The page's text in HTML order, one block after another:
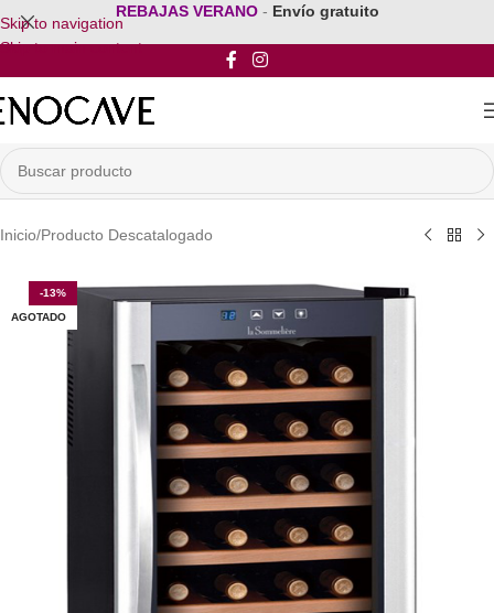
Skip to navigation
Skip to main content
REBAJAS VERANO - Envío gratuito
Inicio/Producto Descatalogado
-13%
AGOTADO